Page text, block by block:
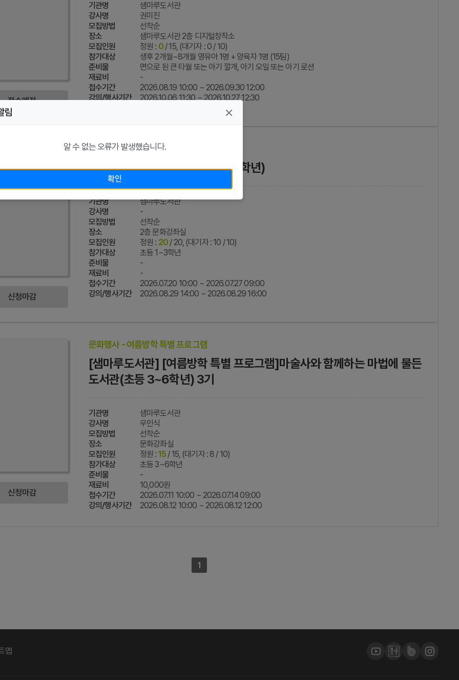
기관명
샘마루도서관
강사명
권미진
모집방법
선착순
장소
샘마루도서관 2층 디지털창작소
모집인원
정원 : 0/ 15, (대기자 : 0 / 10)
참가대상
생후 2개월~8개월 영유아 1명 + 양육자 1명 (15팀)
준비물
면으로 된 큰 타월 또는 아기 깔개, 아기 오일 또는 아기 로션
재료비
-
접수기간
2026.08.19 10:00 ~ 2026.09.30 12:00
강의/행사기간
2026.10.06 11:30 ~ 2026.10.27 12:30
접수예정
문화행사 - 꿈의서재
[꿈의 서재] 플로리스트(초등1~3학년)
기관명
샘마루도서관
강사명
-
모집방법
선착순
장소
2층 문화강좌실
모집인원
정원 : 20 / 20, (대기자 : 10 / 10)
참가대상
초등 1~3학년
준비물
-
재료비
-
접수기간
2026.07.20 10:00 ~ 2026.07.27 09:00
강의/행사기간
2026.08.29 14:00 ~ 2026.08.29 16:00
신청마감
문화행사 - 여름방학 특별 프로그램
[샘마루도서관] [여름방학 특별 프로그램]마술사와 함께하는 마법에 물든
도서관(초등 3~6학년) 3기
기관명
샘마루도서관
강사명
우인식
모집방법
선착순
장소
문화강좌실
모집인원
정원 : 15 / 15, (대기자 : 8 / 10)
참가대상
초등 3~6학년
준비물
-
재료비
10,000원
접수기간
2026.07.11 10:00 ~ 2026.07.14 09:00
강의/행사기간
2026.08.12 10:00 ~ 2026.08.12 12:00
신청마감
1
맵
림
알 수 없는 오류가 발생했습니다.
확인